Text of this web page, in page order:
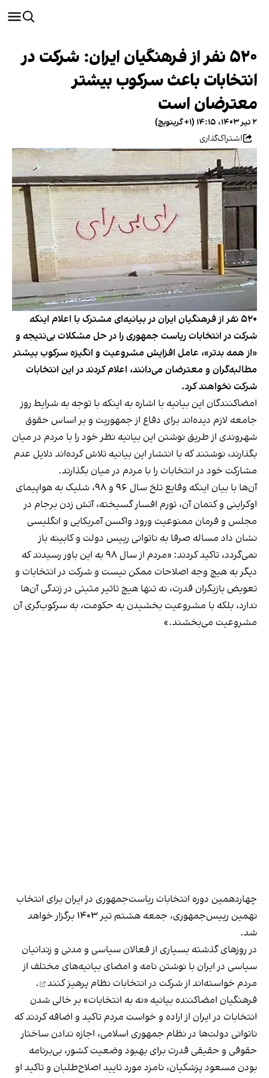
۵۲۰ نفر از فرهنگیان ایران: شرکت در
انتخابات باعث سرکوب بیشتر
معترضان است
۲ تیر ۱۴۰۳، ۱۴:۱۵ (‎+۱ گرینویچ)
اشتراک‌گذاری
۵۲۰ نفر از فرهنگیان ایران در بیانیه‌ای مشترک با اعلام اینکه
شرکت در انتخابات ریاست جمهوری را در حل مشکلات بی‌نتیجه و
«از همه بدتر»، عامل افزایش مشروعیت و انگیزه سرکوب بیشتر
مطالبه‌گران و معترضان می‌دانند، اعلام کردند در این انتخابات
شرکت نخواهند کرد.
امضاکنندگان این بیانیه با اشاره به اینکه با توجه به شرایط روز
جامعه لازم دیده‌اند برای دفاع از جمهوریت و بر اساس حقوق
شهروندی از طریق نوشتن این بیانیه نظر خود را با مردم در میان
بگذارند، نوشتند که با انتشار این بیانیه تلاش کرده‌اند دلایل عدم
مشارکت خود در انتخابات را با مردم در میان بگذارند.
آن‌ها با بیان اینکه وقایع تلخ سال ۹۶ و ۹۸، شلیک به هواپیمای
اوکراینی و کتمان آن، تورم افسار گسیخته، آتش زدن برجام در
مجلس و فرمان ممنوعیت ورود واکسن آمریکایی و انگلیسی
نشان داد مساله صرفا به ناتوانی رییس دولت و کابینه باز
نمی‌‌گردد، تاکید کردند: «مردم از سال ۹۸ به این باور رسیدند که
دیگر به هیچ وجه اصلاحات ممکن نیست و شرکت در انتخابات و
تعویض بازیگران قدرت، نه‌ تنها هیچ تاثیر مثبتی در زندگی آن‌ها
ندارد، بلکه با مشروعیت بخشیدن به حکومت، به سرکوب‌گری آن
مشروعیت می‌بخشند.»
چهاردهمین دوره انتخابات ریاست‌جمهوری در ایران برای انتخاب
نهمین رییس‌جمهوری،
جمعه هشتم تیر ۱۴۰۳ برگزار خواهد
شد.
در روزهای گذشته بسیاری از فعالان سیاسی و مدنی و زندانیان
سیاسی در ایران با نوشتن نامه و امضای بیانیه‌های مختلف از
مردم خواسته‌اند از شرکت در انتخابات نظام پرهیز کنند
.
فرهنگیان امضاکننده بیانیه «نه به انتخابات» بر خالی شدن
انتخابات در ایران از اراده و خواست مردم تاکید و اضافه کردند که
ناتوانی دولت‌ها در نظام جمهوری اسلامی، اجازه ندادن ساختار
حقوقی و حقیقی قدرت برای بهبود وضعیت کشور، بی‌برنامه
بودن مسعود پزشکیان، نامزد مورد تایید اصلاح‌طلبان و تاکید او